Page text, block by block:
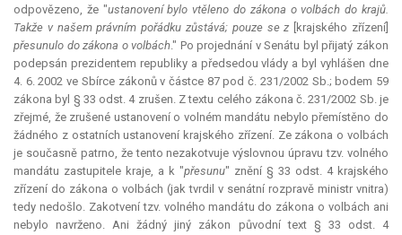
odpovězeno, že "ustanovení bylo vtěleno do zákona o volbách do krajů.
Takže v našem právním pořádku zůstává; pouze se z
[krajského zřízení]
přesunulo do zákona o volbách." Po projednání v Senátu byl přijatý zákon
podepsán prezidentem republiky a předsedou vlády a byl vyhlášen dne
4. 6. 2002 ve Sbírce zákonů v částce 87 pod č. 231/2002 Sb.; bodem 59
zákona byl § 33 odst. 4 zrušen. Z textu celého zákona č. 231/2002 Sb. je
zřejmé, že zrušené ustanovení o volném mandátu nebylo přemístěno do
žádného z ostatních ustanovení krajského zřízení. Ze zákona o volbách
je současně patrno, že tento nezakotvuje výslovnou úpravu tzv. volného
mandátu zastupitele kraje, a k "přesunu" znění § 33 odst. 4 krajského
zřízení do zákona o volbách (jak tvrdil v senátní rozpravě ministr vnitra)
tedy nedošlo. Zakotvení tzv. volného mandátu do zákona o volbách ani
nebylo navrženo. Ani žádný jiný zákon původní text § 33 odst. 4